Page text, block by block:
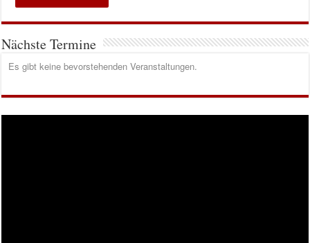
Nächste Termine
Es gibt keine bevorstehenden Veranstaltungen.